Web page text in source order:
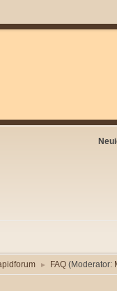
► FAQ (Moderator: